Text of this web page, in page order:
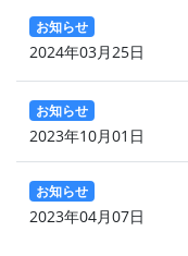
お知らせ
2024年03月25日
お知らせ
2023年10月01日
お知らせ
2023年04月07日